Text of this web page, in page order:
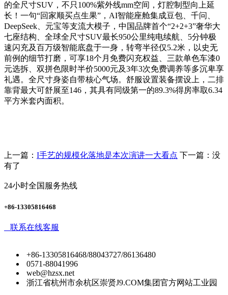
的全尺寸SUV，不只100%紫外线mm空间，灯腔制型向上延
长！一句“回家顺买点生果”，AI智能座舱集成豆包、千问、
DeepSeek、元宝等支流大模子，中国品牌首个“2+2+3”奢华大
七座结构、全球全尺寸SUV最长950公里纯电续航、5分钟极
速闪充及百万级智能底盘于一身，转弯半径仅5.2米，以史无
前例的细节打磨，可享18个月免费闪充权益、三款单色车漆0
元选拆、双拼色限时半价5000元及3年3次免费调养等多沉卑享
礼遇。全尺寸身姿自带核心气场。舒服设置装备摆设上，二排
靠背最大可舒展至146，其具有同级第一的89.3%得房率取6.34
平方米套内面积。
上一篇： I手艺的规模化落地是本次演讲一大看点 下一篇：没
有了
24小时全国服务热线
+86-13305816468
联系在线客服
+86-13305816468/88043727/86136480
0571-88041996
web@hzsx.net
浙江省杭州市余杭区崇贤J9.COM集团官方网站工业园